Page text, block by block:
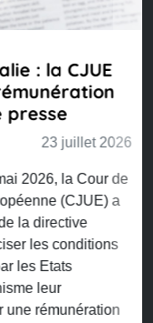
CJUE
23 juillet 2026
la Cour de
(CJUE) a
conditions